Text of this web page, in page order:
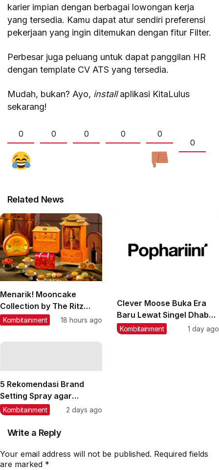
karier impian dengan berbagai lowongan kerja
yang tersedia. Kamu dapat atur sendiri preferensi
pekerjaan yang ingin ditemukan dengan fitur Filter.
Perbesar juga peluang untuk dapat panggilan HR
dengan template CV ATS yang tersedia.
Mudah, bukan? Ayo, installaplikasi KitaLulus
sekarang!
0 0 0 0
0
0
Related News
Menarik! Mooncake
Collection by The Ritz
Carlton Jakarta
Kombitainment 18 hours ago
Clever Moose Buka Era
Baru Lewat Singel Dhabab
Dhini
Kombitainment 1 day ago
5 Rekomendasi Brand
Setting Spray agar
Makeup Tahan Lama
Kombitainment 2 days ago
Write a Reply
Your email address will not be published. Required fields
are marked *